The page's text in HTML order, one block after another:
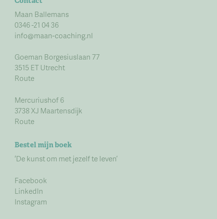
Maan Ballemans
0346 -21 04 36
info@maan-coaching.nl
Goeman Borgesiuslaan 77
3515 ET Utrecht
Route
Mercuriushof 6
3738 XJ Maartensdijk
Route
Bestel mijn boek
‘De kunst om met jezelf te leven’
Facebook
LinkedIn
Instagram